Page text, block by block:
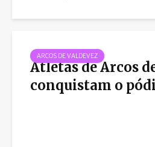
ARCOS DE VALDEVEZ
Atletas de Arcos
conquistam o